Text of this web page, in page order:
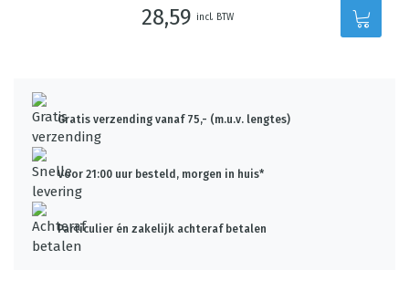
28,59 incl. BTW
Gratis verzending vanaf 75,- (m.u.v. lengtes)
Voor 21:00 uur besteld, morgen in huis*
Particulier én zakelijk achteraf betalen